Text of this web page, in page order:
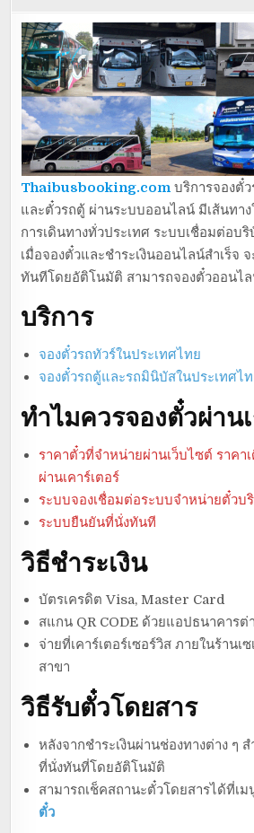
Thaibusbooking.com บริการจองตั๋
และตั๋วรถตู้ ผ่านระบบออนไลน์ มีเส้นทา
การเดินทางทั่วประเทศ ระบบเชื่อมต่อบ
เมื่อจองตั๋วและชำระเงินออนไลน์สำเร็จ
ทันทีโดยอัติโนมัติ สามารถจองตั๋วออนไ
บริการ
จองตั๋วรถทัวร์ในประเทศไทย
จองตั๋วรถตู้และรถมินิบัสในประเทศไ
ทำไมควรจองตั๋วผ่าน
ราคาตั๋วที่จำหน่ายผ่านเว็บไซต์ ราคา
ผ่านเคาร์เตอร์
ระบบจองเชื่อมต่อระบบจำหน่ายตั๋วบ
ระบบยืนยันที่นั่งทันที
วิธีชำระเงิน
บัตรเครดิต Visa, Master Card
สแกน QR CODE ด้วยแอปธนาคารต่
จ่ายที่เคาร์เตอร์เซอร์วิส ภายในร้านเ
สาขา
วิธีรับตั๋วโดยสาร
หลังจากชำระเงินผ่านช่องทางต่าง ๆ
ที่นั่งทันที่โดยอัติโนมัติ
สามารถเช็คสถานะตั๋วโดยสารได้ที่เม
ตั๋ว